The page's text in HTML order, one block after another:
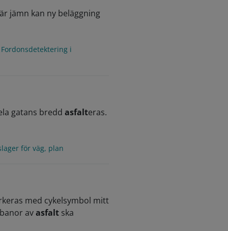
jämn kan ny beläggning
Fordonsdetektering i
gatans bredd asfalteras.
för väg, plan
med cykelsymbol mitt
avasfalt ska